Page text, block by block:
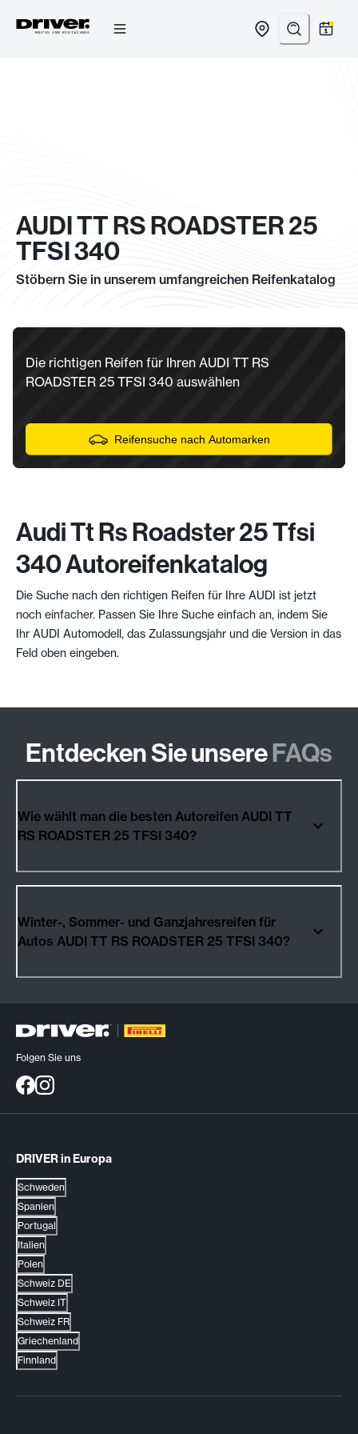
AUDI TT RS ROADSTER 25
TFSI 340
Stöbern Sie in unserem umfangreichen Reifenkatalog
Die richtigen Reifen für Ihren AUDI TT RS
ROADSTER 25 TFSI 340 auswählen
Reifensuche nach Automarken
Audi Tt Rs Roadster 25 Tfsi
340 Autoreifenkatalog
Die Suche nach den richtigen Reifen für Ihre AUDI ist jetzt
noch einfacher. Passen Sie Ihre Suche einfach an, indem Sie
Ihr AUDI Automodell, das Zulassungsjahr und die Version in das
Feld oben eingeben.
Entdecken Sie unsereFAQs
Wie wählt man die besten Autoreifen AUDI TT
RS ROADSTER 25 TFSI 340?
Winter-, Sommer- und Ganzjahresreifen für
Autos AUDI TT RS ROADSTER 25 TFSI 340?
Folgen Sie uns
DRIVER in Europa
Schweden
Spanien
Portugal
Italien
Polen
Schweiz DE
Schweiz IT
Schweiz FR
Griechenland
Finnland